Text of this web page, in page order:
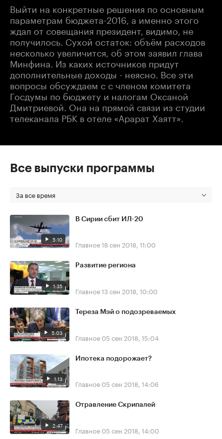
Выйти на конкретные решения по основным
параметрам бюджета-2016, а именно этого
ждал от совещания президент, видимо, не
получилось. Сухой остаток: объём расходов
несколько увеличится, об этом заявил глава
Минфина. Из каких источников придут
дополнительные доходы - неясно. Все эти
вопросы обсуждаем с с членом комитета
Госдумы по бюджету и налогам Оксаной
Дмитриевой. Она на прямой связи из студии
телеканала РБК в отеле «Арарат Хаятт».
Все выпуски программы
За все время
5:10
В Сирии сбит ИЛ-20
Главное18 сен 2018, 11:00
1:35
Развитие региона
Главное13 сен 2018, 10:00
5:03
Тереза Мэй о подозреваемых
Главное 05 сен 2018, 15:04
1:13
Ипотека подорожает?
Главное 05 сен 2018, 14:06
2:47
Отравление Скрипалей
Главное 05 сен 2018, 14:00